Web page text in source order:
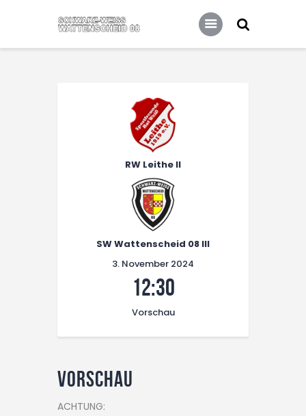
Home
Leitbild
Unsere Partner
Datenschutz / Impressum
RW Leithe II
SW Wattenscheid 08 III
3. November 2024
12:30
Vorschau
Vorschau
ACHTUNG: